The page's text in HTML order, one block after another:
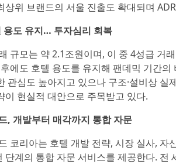
상위 브랜드의 서울 진출도 확대되며
용도 유지… 투자심리 회복
규모는 약 2.1조원이며, 이 중 4성급 거
에도 호텔 용도를 유지해 팬데믹 기간
관심도 높아지고 있으나 구조·설비상
이 현실적 대안으로 주목받고 있다.
, 개발부터 매각까지 통합 자문
코리아는 호텔 개발 전략, 시장 실사,
단계의 통합 자문 서비스를 제공한다.